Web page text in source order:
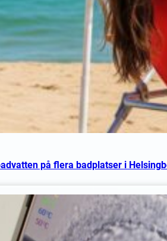
på flera badplatser i